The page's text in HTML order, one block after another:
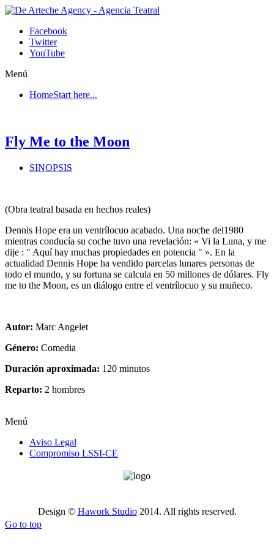
Facebook
Twitter
YouTube
Menú
HomeStart here...
Fly Me to the Moon
SINOPSIS
(Obra teatral basada en hechos reales)
Dennis Hope era un ventrílocuo acabado. Una noche del1980
mientras conducía su coche tuvo una revelación: « Vi la Luna, y me
dije : " Aquí hay muchas propiedades en potencia " ». En la
actualidad Dennis Hope ha vendido parcelas lunares personas de
todo el mundo, y su fortuna se calcula en 50 millones de dólares. Fly
me to the Moon, es un diálogo entre el ventrílocuo y su muñeco.
Autor: Marc Angelet
Género: Comedia
Duración aproximada: 120 minutos
Reparto: 2 hombres
Menú
Aviso Legal
Compromiso LSSI-CE
Design © Hawork Studio2014. All rights reserved.
Go to top